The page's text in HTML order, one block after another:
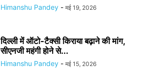
Himanshu Pandey - मई 19, 2026
दिल्ली में ऑटो-टैक्सी किराया बढ़ाने की मांग,
सीएनजी महंगी होने से...
Himanshu Pandey - मई 15, 2026